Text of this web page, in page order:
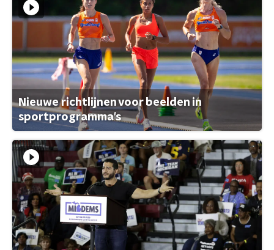
Nieuwe richtlijnen voor beelden in
sportprogramma's